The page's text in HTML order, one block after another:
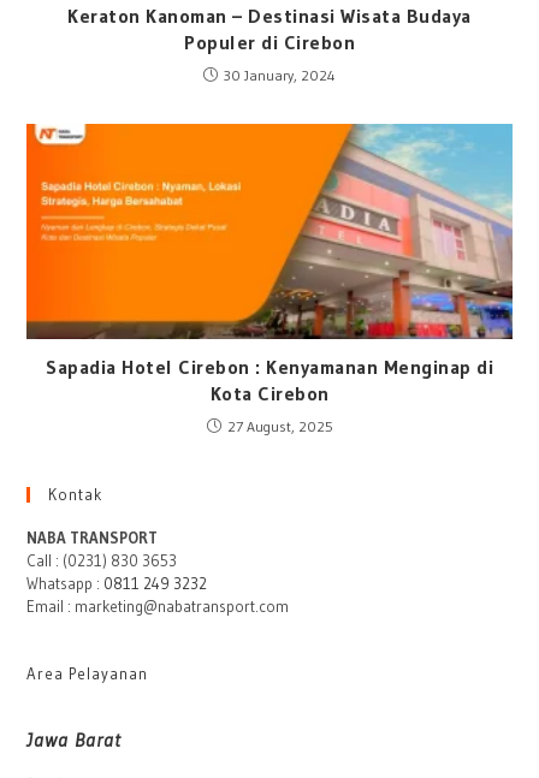
Keraton Kanoman – Destinasi Wisata Budaya
Populer di Cirebon
30 January, 2024
Sapadia Hotel Cirebon : Kenyamanan Menginap di
Kota Cirebon
27 August, 2025
Kontak
NABA TRANSPORT
Call : (0231) 830 3653
Whatsapp : 0811 249 3232
Email : marketing@nabatransport.com
Area Pelayanan
Jawa Barat